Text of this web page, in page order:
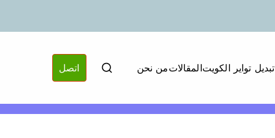
تبديل تواير الكويتالمقالاتمن نحن اتصل